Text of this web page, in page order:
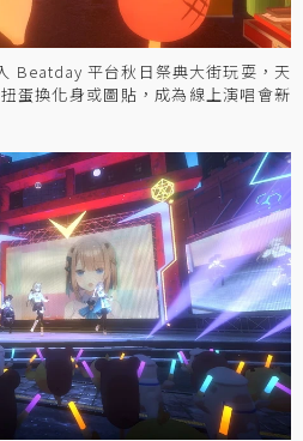
Beatday 平台秋日祭典大街玩耍，天
蛋換化身或圖貼，成為線上演唱會新